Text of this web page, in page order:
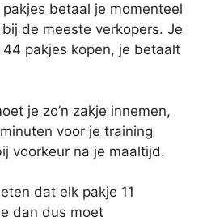
betaal je momenteel
de meeste verkopers. Je
pakjes kopen, je betaalt
je zo’n zakje innemen,
voor je training
voorkeur na je maaltijd.
dat elk pakje 11
dan dus moet